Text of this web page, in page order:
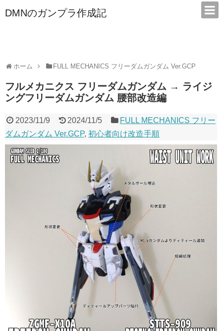
DMNのガンプラ作成記
ホーム FULL MECHANICS フリーダムガンダム Ver.GCP
フルメカニクス フリーダムガンダム → ライジ
ングフリーダムガンダム 腰部改造編
2023/11/9 2024/11/5
FULL MECHANICS フリー
ダムガンダム Ver.GCP, 初心者向け改造手順